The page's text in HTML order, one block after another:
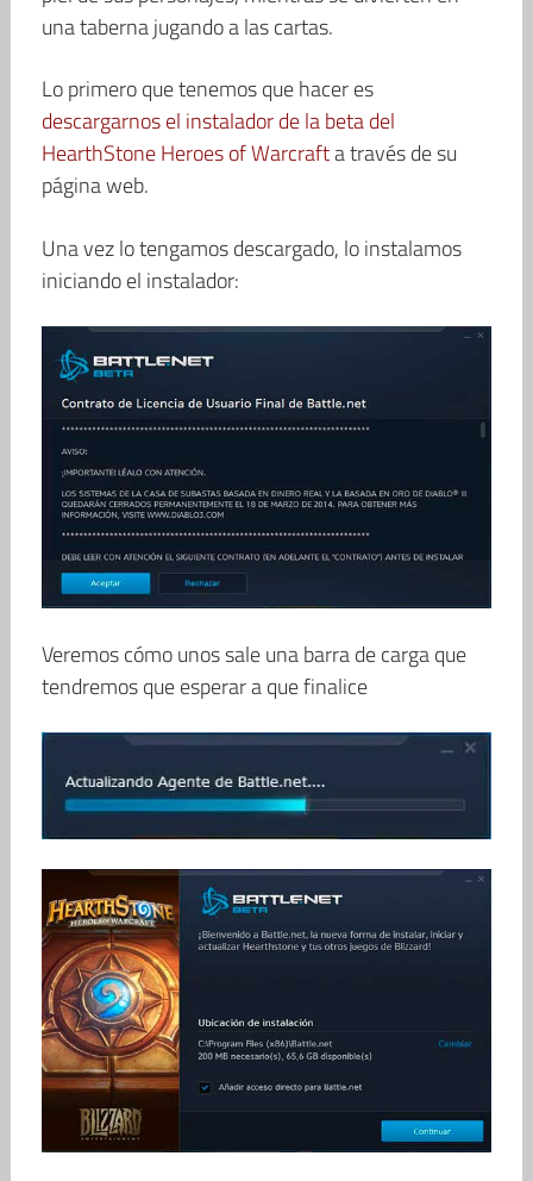
una taberna jugando a las cartas.
Lo primero que tenemos que hacer es
descargarnos el instalador de la beta del
HearthStone Heroes of Warcrafta través de su
página web.
Una vez lo tengamos descargado, lo instalamos
iniciando el instalador:
Veremos cómo unos sale una barra de carga que
tendremos que esperar a que finalice